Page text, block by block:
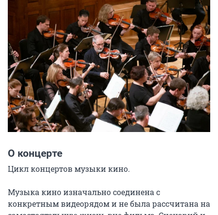
О концерте
Цикл концертов музыки кино.
Музыка кино изначально соединена с
конкретным видеорядом и не была рассчитана на